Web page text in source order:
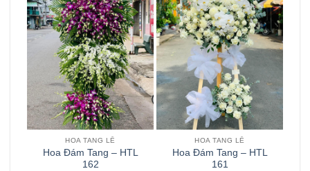
HOA TANG LỄ
Hoa Đám Tang – HTL
162
HOA TANG LỄ
Hoa Đám Tang – HTL
161